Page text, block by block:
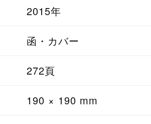
2015年
函・カバー
272頁
190 × 190 mm